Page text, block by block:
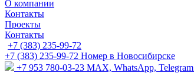
О компании
Контакты
Проекты
Контакты
+7 (383) 235-99-72
+7 (383) 235-99-72 Номер в Новосибирске
+7 953 780-03-23 MAX, WhatsApp, Telegram